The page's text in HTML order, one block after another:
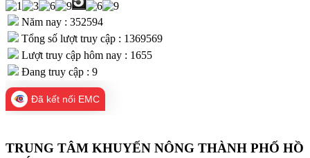
Năm nay : 352594
Tổng số lượt truy cập : 1369569
Lượt truy cập hôm nay : 1655
Đang truy cập : 9
Đã kết nối EMC
TRUNG TÂM KHUYẾN NÔNG THÀNH PHỐ HỒ